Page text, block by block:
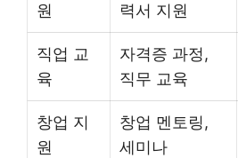
원
력서 지원
직업 교
육
자격증 과정,
직무 교육
창업 지
원
창업 멘토링,
세미나